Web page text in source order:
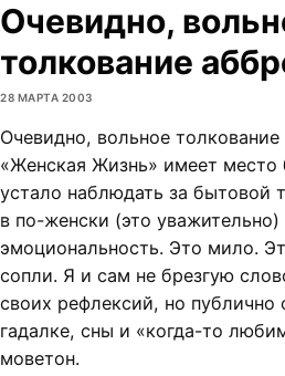
Очевидно,
толкование
28 МАРТА 2003
Очевидно, вольное
«Женская Жизнь» имеет место
устало наблюдать за бытовой
в по-женски (это
эмоциональность. Это мило.
сопли. Я и сам не брезгую
своих рефлексий, но
гадалке, сны и «когда-то
моветон.